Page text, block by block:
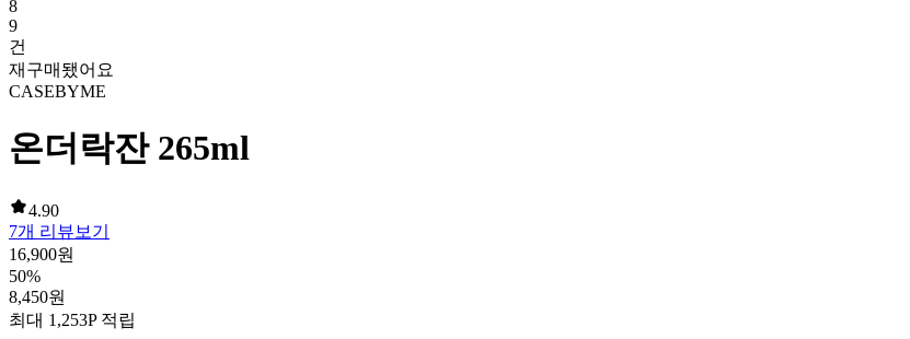
8
9
건
재구매됐어요
CASEBYME
온더락잔 265ml
4.90
7개 리뷰보기
16,900원
50%
8,450원
최대 1,253P 적립